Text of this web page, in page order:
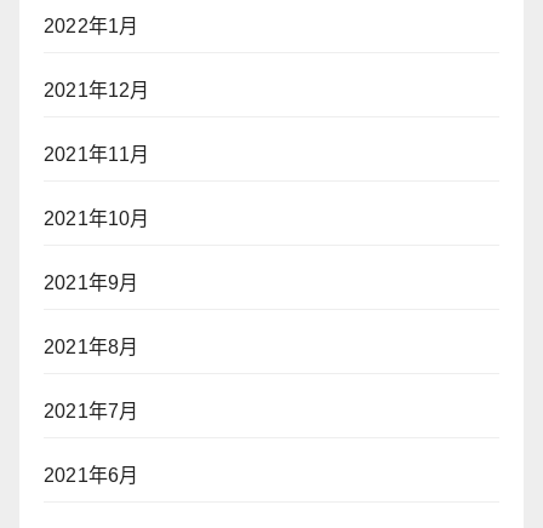
2022年1月
2021年12月
2021年11月
2021年10月
2021年9月
2021年8月
2021年7月
2021年6月